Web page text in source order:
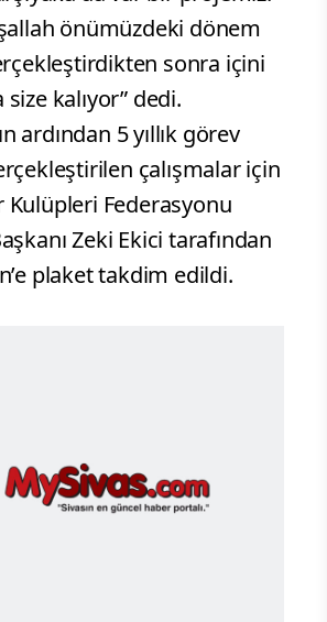
önümüzdeki dönem
sonra içini
kalıyor” dedi.
ardından 5 yıllık görev
çalışmalar için
Federasyonu
Zeki Ekici tarafından
plaket takdim edildi.